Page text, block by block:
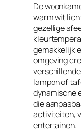
De
warm wit
gezellige
gemakkelijk
omgeving
lampen of
dynamische
die
activiteiten,
entertainen.